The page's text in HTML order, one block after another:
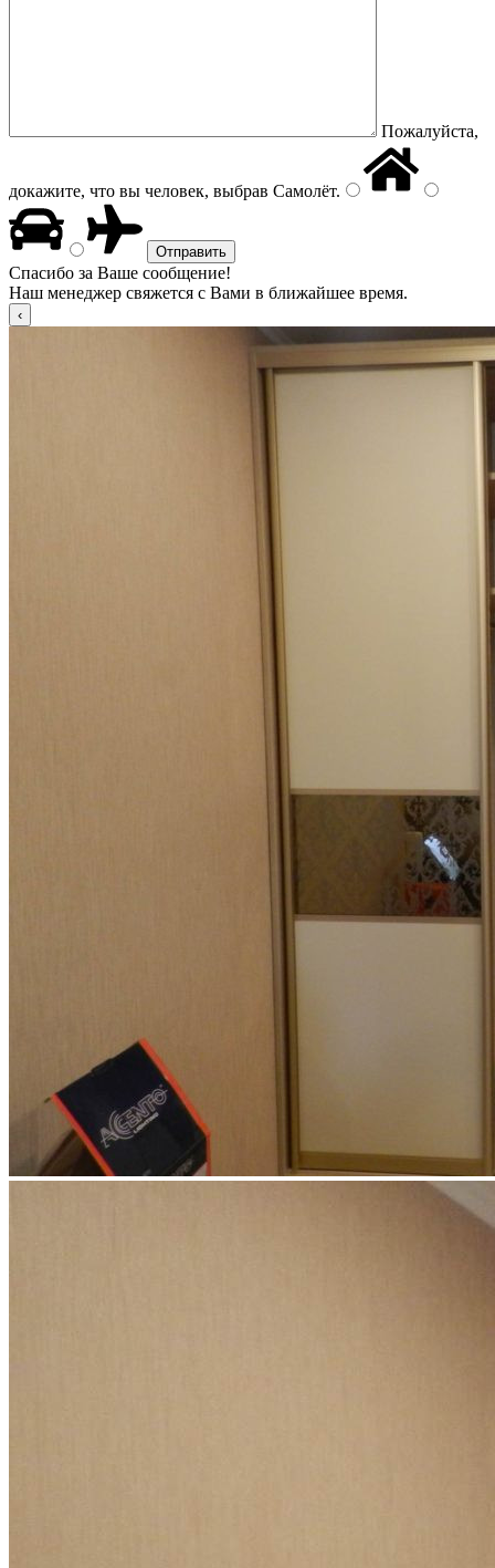
Пожалуйста,
докажите, что вы человек, выбрав Самолёт.
Спасибо за Ваше сообщение!
Наш менеджер свяжется с Вами в ближайшее время.